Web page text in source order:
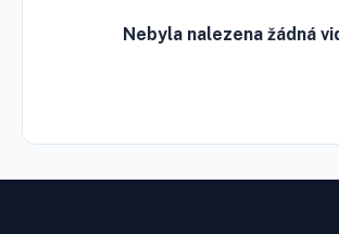
Nebyla nalezena žádná